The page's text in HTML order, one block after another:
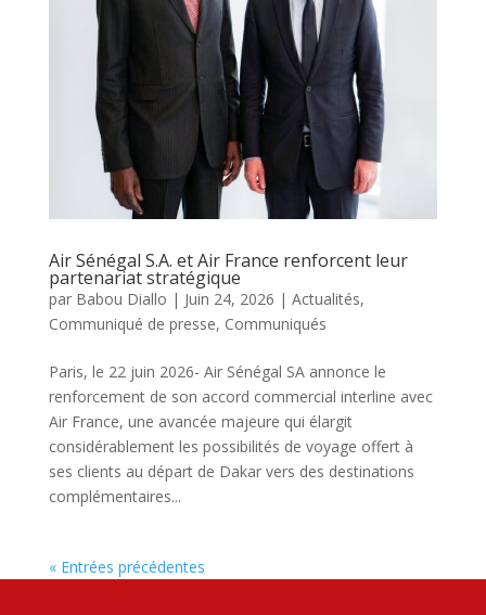
Air Sénégal S.A. et Air France renforcent leur
partenariat stratégique
par Babou Diallo | Juin 24, 2026 | Actualités,
Communiqué de presse, Communiqués
Paris, le 22 juin 2026- Air Sénégal SA annonce le
renforcement de son accord commercial interline avec
Air France, une avancée majeure qui élargit
considérablement les possibilités de voyage offert à
ses clients au départ de Dakar vers des destinations
complémentaires...
« Entrées précédentes